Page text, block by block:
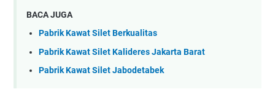
BACA JUGA
Pabrik Kawat Silet Berkualitas
Pabrik Kawat Silet Kalideres Jakarta Barat
Pabrik Kawat Silet Jabodetabek